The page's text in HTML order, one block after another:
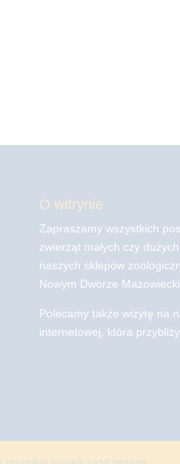
O witrynie
Zapraszamy wszystkich
zwierząt małych czy
naszych sklepów
Nowym Dworze
Polecamy także wizytę na
internetowej, która